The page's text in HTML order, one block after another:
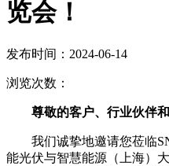
览会！
发布时间：2024-06-14
浏览次数：
尊敬的客户、行业伙伴和
我们诚挚地邀请您莅临
能光伏与智慧能源（上海）